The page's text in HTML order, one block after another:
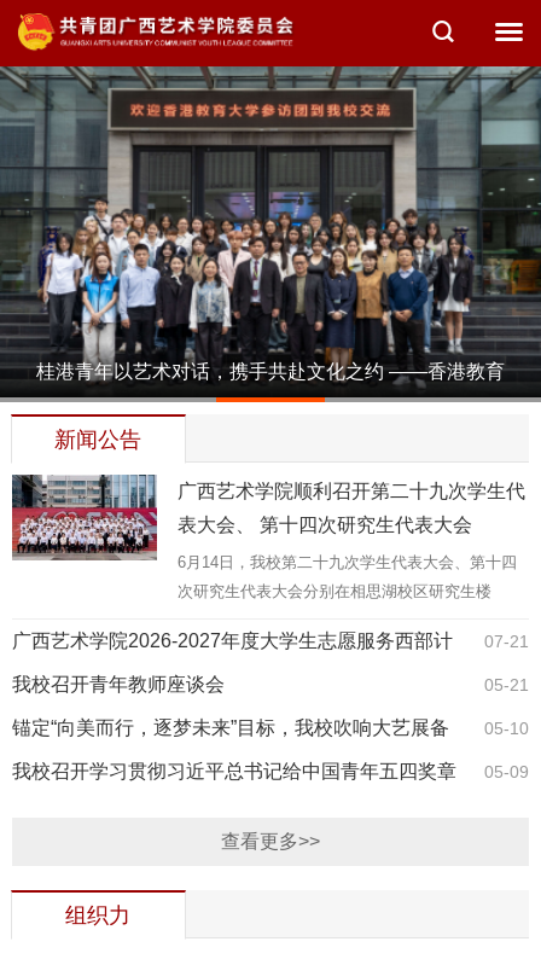
桂港青年以艺术对话，携手共赴文化之约 ——香港教育
2
新闻公告
广西艺术学院顺利召开第二十九次学生代
表大会、 第十四次研究生代表大会
6月14日，我校第二十九次学生代表大会、第十四
次研究生代表大会分别在相思湖校区研究生楼
林出席开幕会并讲话。学校党委副书记毛茂林、学
校党委常委、副校长谢斌出席...
07-21
广西艺术学院2026-2027年度大学生志愿服务西部计
划志愿者拟录取名单公示 05-21
我校召开青年教师座谈会
05-10
锚定“向美而行，逐梦未来”目标，我校吹响大艺展备
战集结号 05-09
我校召开学习贯彻习近平总书记给中国青年五四奖章
查看更多>>
组织力